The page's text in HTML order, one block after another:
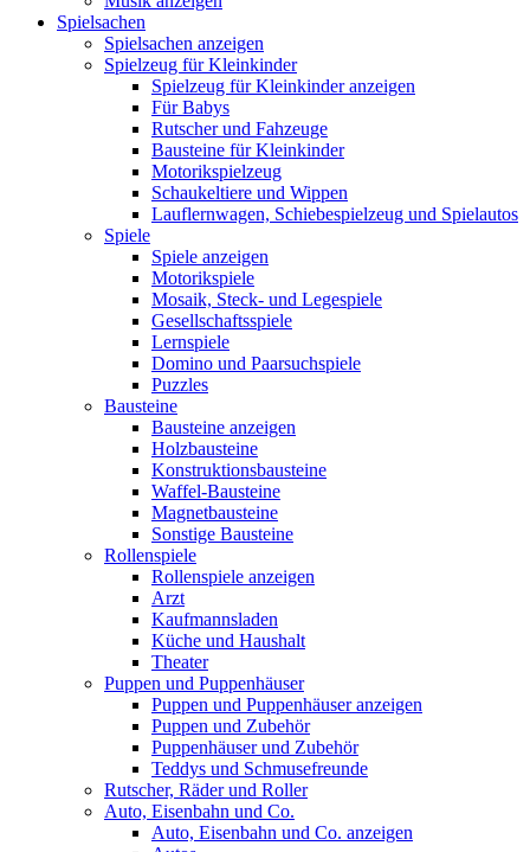
Spielsachen
Spielsachen anzeigen
Spielzeug für Kleinkinder
Spielzeug für Kleinkinder anzeigen
Für Babys
Rutscher und Fahzeuge
Bausteine für Kleinkinder
Motorikspielzeug
Schaukeltiere und Wippen
Lauflernwagen, Schiebespielzeug und Spielautos
Spiele
Spiele anzeigen
Motorikspiele
Mosaik, Steck- und Legespiele
Gesellschaftsspiele
Lernspiele
Domino und Paarsuchspiele
Puzzles
Bausteine
Bausteine anzeigen
Holzbausteine
Konstruktionsbausteine
Waffel-Bausteine
Magnetbausteine
Sonstige Bausteine
Rollenspiele
Rollenspiele anzeigen
Arzt
Kaufmannsladen
Küche und Haushalt
Theater
Puppen und Puppenhäuser
Puppen und Puppenhäuser anzeigen
Puppen und Zubehör
Puppenhäuser und Zubehör
Teddys und Schmusefreunde
Rutscher, Räder und Roller
Auto, Eisenbahn und Co.
Auto, Eisenbahn und Co. anzeigen